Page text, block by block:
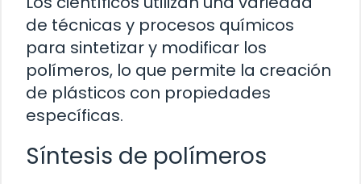
de técnicas y procesos químicos
para sintetizar y modificar los
polímeros, lo que permite la creación
de plásticos con propiedades
específicas.
Síntesis de polímeros